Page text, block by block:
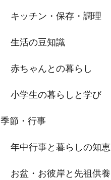
キッチン・保存・調理
生活の豆知識
赤ちゃんとの暮らし
小学生の暮らしと学び
季節・行事
年中行事と暮らしの知恵
お盆・お彼岸と先祖供養